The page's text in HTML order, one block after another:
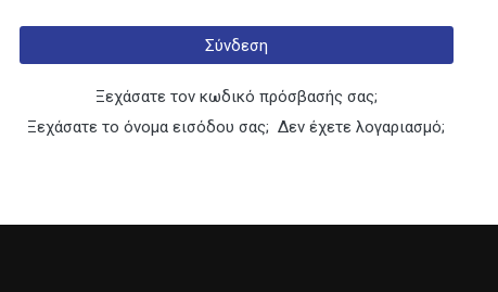
Σύνδεση
Ξεχάσατε τον κωδικό πρόσβασής σας;
Ξεχάσατε το όνομα εισόδου σας; Δεν έχετε λογαριασμό;